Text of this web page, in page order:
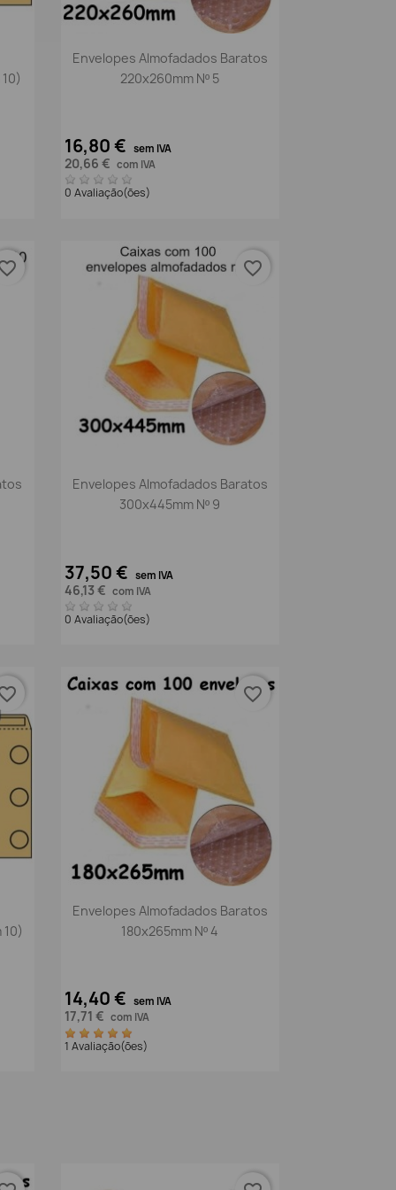
Vista rápida
Envelopes Almofadados Baratos
220x260mm Nº 5
16,80 € sem IVA
20,66 € com IVA
0 Avaliação(ões)
Vista rápida
Envelopes Almofadados Baratos
300x445mm Nº 9
37,50 € sem IVA
46,13 € com IVA
0 Avaliação(ões)
favorite_border
Vista rápida
Envelopes Almofadados Baratos
180x265mm Nº 4
14,40 € sem IVA
17,71 € com IVA
1 Avaliação(ões)
favorite_border